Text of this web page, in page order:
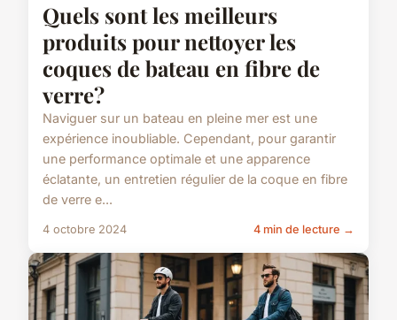
Quels sont les meilleurs
produits pour nettoyer les
coques de bateau en fibre de
verre?
Naviguer sur un bateau en pleine mer est une
expérience inoubliable. Cependant, pour garantir
une performance optimale et une apparence
éclatante, un entretien régulier de la coque en fibre
de verre e...
4 octobre 2024 4 min de lecture →